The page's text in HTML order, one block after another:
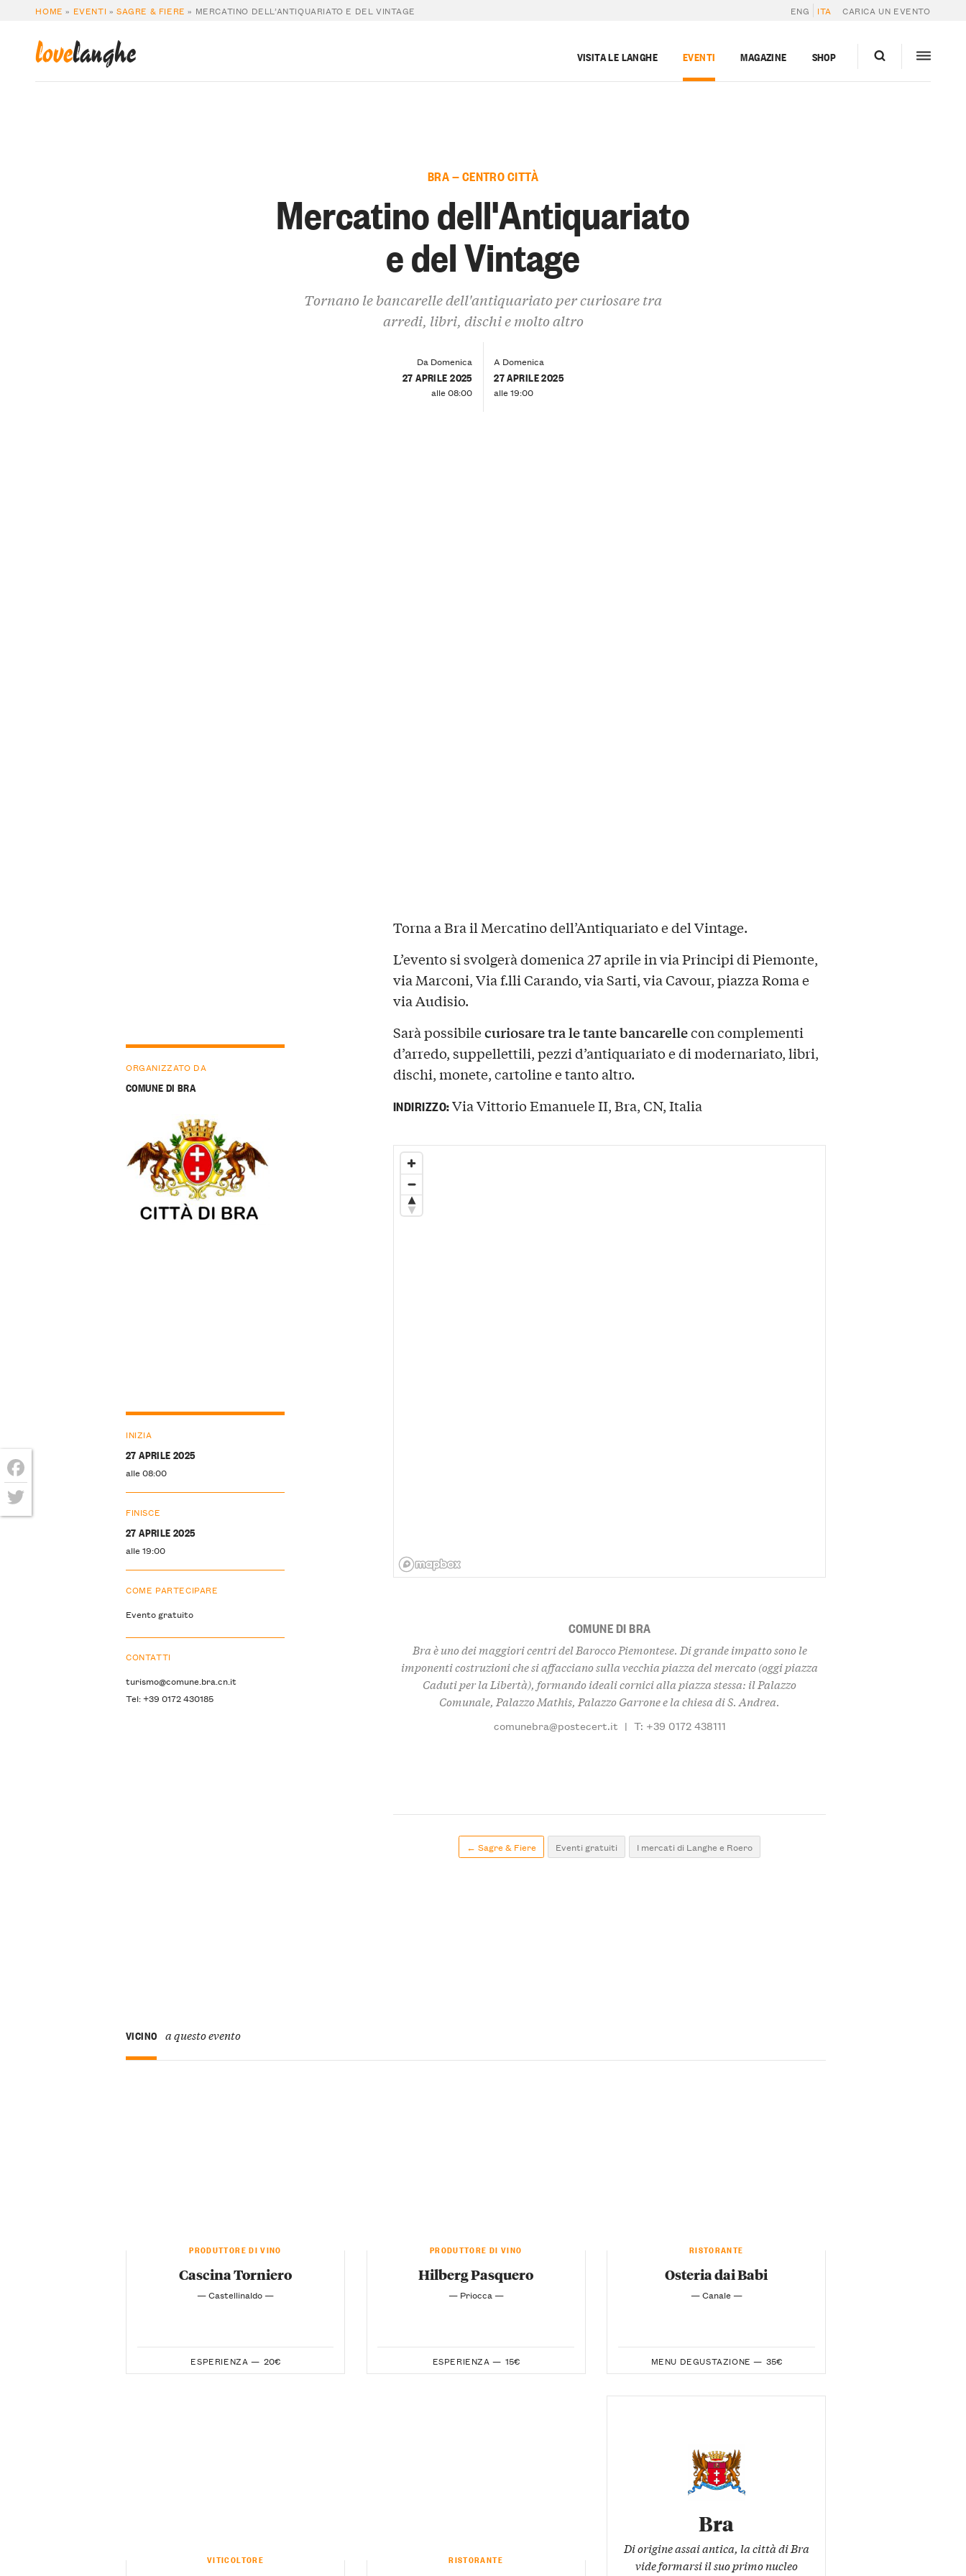
HOME » EVENTI »SAGRE & FIERE » MERCATINO DELL’ANTIQUARIATO E DEL VINTAGE ENG ITA CARICA UN EVENTO
lovelanghe VISITA LE LANGHE EVENTI MAGAZINE SHOP
BRA — CENTRO CITTÀ
Mercatino dell'Antiquariato
e del Vintage
Tornano le bancarelle dell'antiquariato per curiosare tra
arredi, libri, dischi e molto altro
Da Domenica
27 APRILE 2025
alle 08:00
A Domenica
27 APRILE 2025
alle 19:00
Torna a Bra il Mercatino dell’Antiquariato e del Vintage.
L’evento si svolgerà domenica 27 aprile in via Principi di Piemonte,
via Marconi, Via f.lli Carando, via Sarti, via Cavour, piazza Roma e
via Audisio.
Sarà possibilecuriosare tra le tante bancarellecon complementi
d’arredo, suppellettili, pezzi d’antiquariato e di modernariato, libri,
dischi, monete, cartoline e tanto altro.
ORGANIZZATO DA
COMUNE DI BRA
INIZIA
27 APRILE 2025
alle 08:00
FINISCE
27 APRILE 2025
alle 19:00
COME PARTECIPARE
Evento gratuito
CONTATTI
turismo@comune.bra.cn.it
Tel: +39 0172 430185
INDIRIZZO:Via Vittorio Emanuele II, Bra, CN, Italia
COMUNE DI BRA
Bra è uno dei maggiori centri del Barocco Piemontese. Di grande impatto sono le
imponenti costruzioni che si affacciano sulla vecchia piazza del mercato (oggi piazza
Caduti per la Libertà), formando ideali cornici alla piazza stessa: il Palazzo
Comunale, Palazzo Mathis, Palazzo Garrone e la chiesa di S. Andrea.
comunebra@postecert.it | T: +39 0172 438111
← Sagre & Fiere Eventi gratuiti I mercati di Langhe e Roero
VICINO a questo evento
PRODUTTORE DI VINO
Cascina Torniero
— Castellinaldo —
ESPERIENZA — 20€
PRODUTTORE DI VINO
Hilberg Pasquero
— Priocca —
ESPERIENZA — 15€
RISTORANTE
Osteria dai Babi
— Canale —
MENU DEGUSTAZIONE — 35€
VITICOLTORE RISTORANTE
Bra
Di origine assai antica, la città di Bra
vide formarsi il suo primo nucleo
Facebook
Twitter